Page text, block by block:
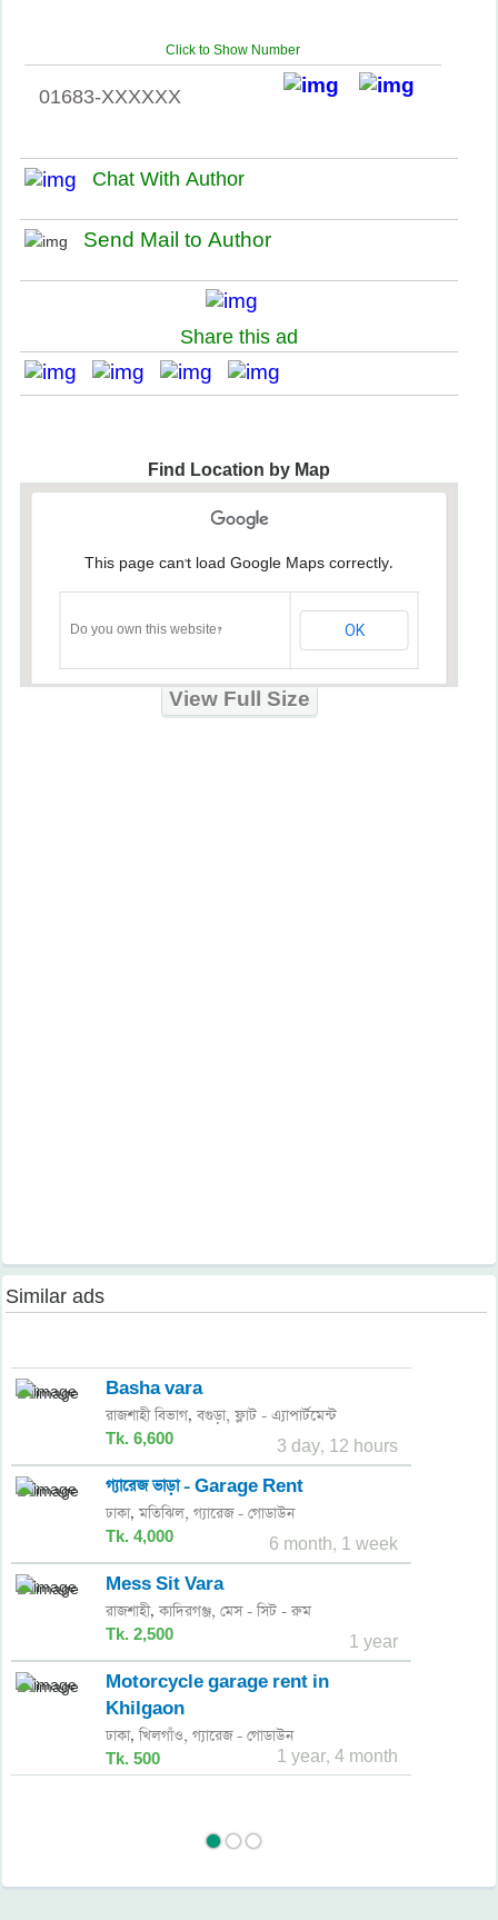
Click to Show Number
01683-XXXXXX
Chat With Author
Send Mail to Author
Share this ad
Find Location by Map
This page can't load Google Maps correctly.
Do you own this website? OK
View Full Size
Similar ads
Basha vara
রাজশাহী বিভাগ,বগুড়া, ফ্লাট - এ্যাপার্টমেন্ট
Tk. 6,600 3 day, 12 hours
গ্যারেজ ভাড়া - Garage Rent
ঢাকা,মতিঝিল, গ্যারেজ - গোডাউন
Tk. 4,000 6 month, 1 week
Mess Sit Vara
রাজশাহী,কাদিরগঞ্জ, মেস - সিট - রুম
Tk. 2,500 1 year
Motorcycle garage rent in
Khilgaon
ঢাকা,খিলগাঁও, গ্যারেজ - গোডাউন
Tk. 500 1 year, 4 month